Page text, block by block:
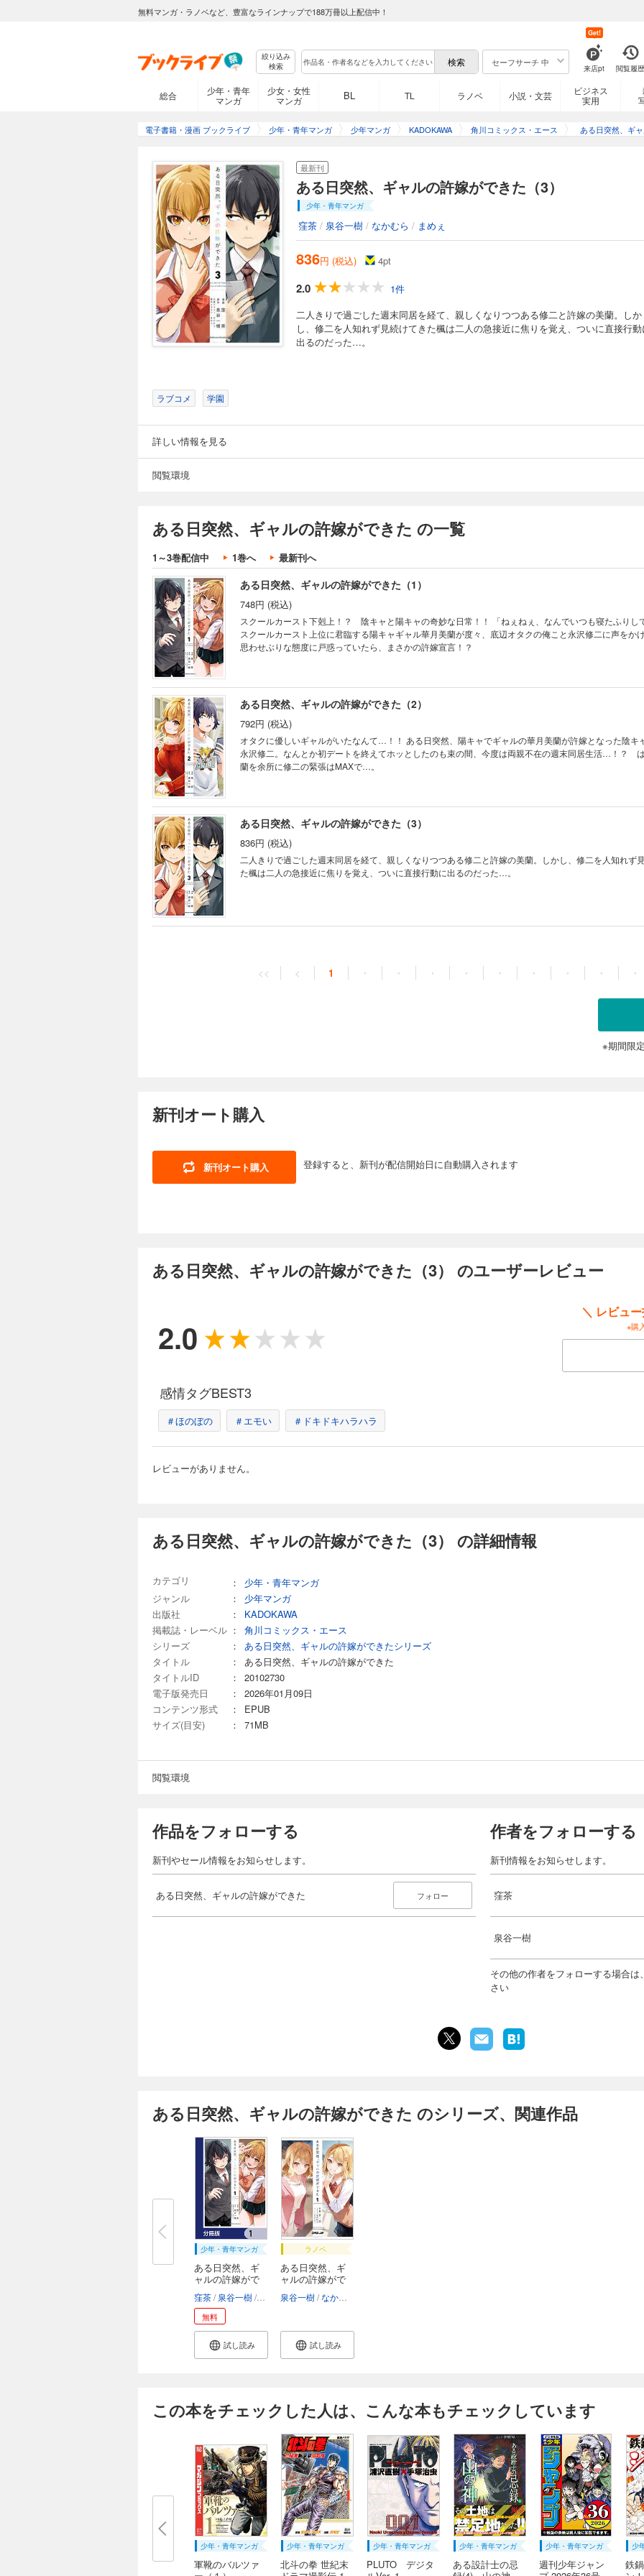
無料マンガ・ラノベなど、豊富なラインナップで188万冊以上配信中！
絞り込み
検索
セーフサーチ 中
来店pt
Get!
閲覧履歴
総合
少年・青年
マンガ
少女・女性
マンガ
BL TL ラノベ 小説・文芸
ビジネス
実用
電子書籍・漫画 ブックライブ 少年・青年マンガ 少年マンガ KADOKAWA 角川コミックス・エース
ある日突然、ギ
最新刊
ある日突然、ギャルの許嫁ができた（3）
少年・青年マンガ
窪茶 / 泉谷一樹 / なかむら / まめぇ
836円 (税込) 4pt
2.0
1件
二人きりで過ごした週末同居を経て、親しくなりつつある修二と許嫁の美蘭。しか
し、修二を人知れず見続けてきた楓は二人の急接近に焦りを覚え、ついに直接行
出るのだった…。
ラブコメ 学園
詳しい情報を見る
閲覧環境
ある日突然、ギャルの許嫁ができた の一覧
1～3巻配信中 1巻へ 最新刊へ
ある日突然、ギャルの許嫁ができた（1）
748円 (税込)
スクールカースト下剋上！？ 陰キャと陽キャの奇妙な日常！！ 「ねぇねぇ、なんでいつも寝たふりし
スクールカースト上位に君臨する陽キャギャル華月美蘭が度々、底辺オタクの俺こと永沢修二に声をか
思わせぶりな態度に戸惑っていたら、まさかの許嫁宣言！？
ある日突然、ギャルの許嫁ができた（2）
792円 (税込)
オタクに優しいギャルがいたなんて…！！ ある日突然、陽キャでギャルの華月美蘭が許嫁となった陰キ
永沢修二。なんとか初デートを終えてホッとしたのも束の間、今度は両親不在の週末同居生活…！？
蘭を余所に修二の緊張はMAXで…。
ある日突然、ギャルの許嫁ができた（3）
836円 (税込)
二人きりで過ごした週末同居を経て、親しくなりつつある修二と許嫁の美蘭。しかし、修二を人知れず
た楓は二人の急接近に焦りを覚え、ついに直接行動に出るのだった…。
<< < 1 ・ ・ ・ ・ ・ ・ ・ ・ ・
※期間限
新刊オート購入
新刊オート購入 登録すると、新刊が配信開始日に自動購入されます
ある日突然、ギャルの許嫁ができた（3） のユーザーレビュー
2.0
＼ レビュ
※購
感情タグBEST3
＃ほのぼの ＃エモい ＃ドキドキハラハラ
レビューがありません。
ある日突然、ギャルの許嫁ができた（3） の詳細情報
カテゴリ ：
少年・青年マンガ
ジャンル
：
少年マンガ
出版社
：
KADOKAWA
掲載誌・レーベル ：
角川コミックス・エース
シリーズ
：
ある日突然、ギャルの許嫁ができたシリーズ
タイトル
：
ある日突然、ギャルの許嫁ができた
タイトルID
：
20102730
電子版発売日
：
2026年01月09日
コンテンツ形式
：
EPUB
サイズ(目安)
： 71MB
閲覧環境
作品をフォローする
新刊やセール情報をお知らせします。
ある日突然、ギャルの許嫁ができた フォロー
作者をフォローする
新刊情報をお知らせします。
窪茶
泉谷一樹
その他の作者をフォローする場合
さい
ある日突然、ギャルの許嫁ができた のシリーズ、関連作品
少年・青年マンガ
ある日突然、ギ
ャルの許嫁がで
窪茶 泉谷一樹 なかむら まめぇ
無料
試し読み
ラノベ
ある日突然、ギ
ャルの許嫁がで
泉谷一樹 なかむら
試し読み
この本をチェックした人は、こんな本もチェックしています
少年・青年マンガ
軍靴のバルツァ
少年・青年マンガ
北斗の拳 世紀末
少年・青年マンガ
PLUTO デジタ
少年・青年マンガ
ある設計士の忌
少年・青年マンガ
週刊少年ジャン
少
鉄